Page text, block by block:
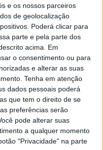
e os nossos parceiros
de geolocalização
Poderá clicar para
parte e pela parte dos
acima. Em
o consentimento ou para
e alterar as suas
Tenha em atenção
dados pessoais poderá
que tem o direito de se
preferências serão
pode alterar suas
a qualquer momento
"Privacidade" na parte
na Estação Diária – 96.8
de Praia